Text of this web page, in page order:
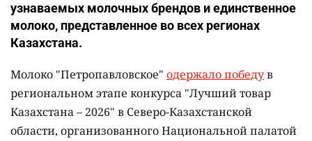
узнаваемых молочных брендов и единственное
молоко, представленное во всех регионах
Казахстана.
Молоко "Петропавловское" одержало победув
региональном этапе конкурса "Лучший товар
Казахстана – 2026" в Северо-Казахстанской
области, организованного Национальной палатой